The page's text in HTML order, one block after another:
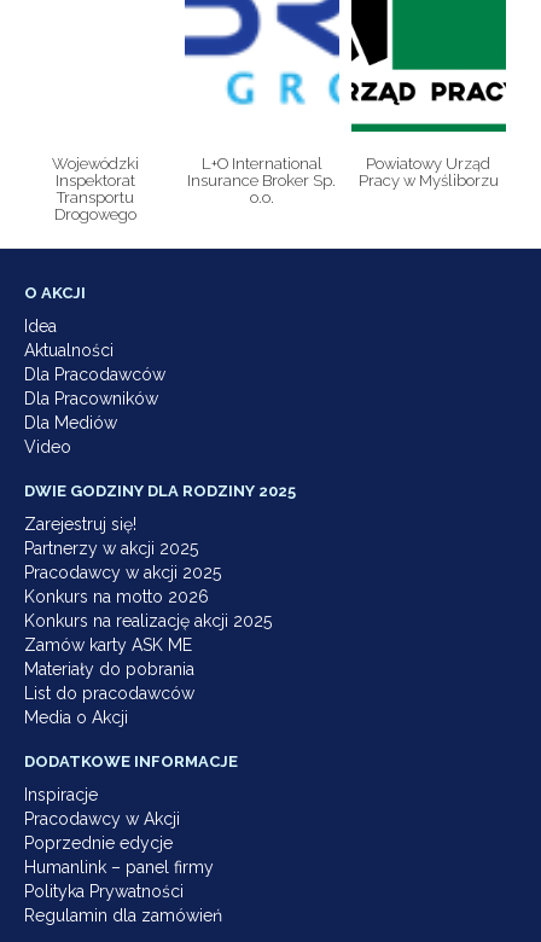
Wojewódzki
Inspektorat
Transportu
Drogowego
L+O International
Insurance Broker Sp.
o.o.
Powiatowy Urząd
Pracy w Myśliborzu
O AKCJI
Idea
Aktualności
Dla Pracodawców
Dla Pracowników
Dla Mediów
Video
DWIE GODZINY DLA RODZINY 2025
Zarejestruj się!
Partnerzy w akcji 2025
Pracodawcy w akcji 2025
Konkurs na motto 2026
Konkurs na realizację akcji 2025
Zamów karty ASK ME
Materiały do pobrania
List do pracodawców
Media o Akcji
DODATKOWE INFORMACJE
Inspiracje
Pracodawcy w Akcji
Poprzednie edycje
Humanlink – panel firmy
Polityka Prywatności
Regulamin dla zamówień